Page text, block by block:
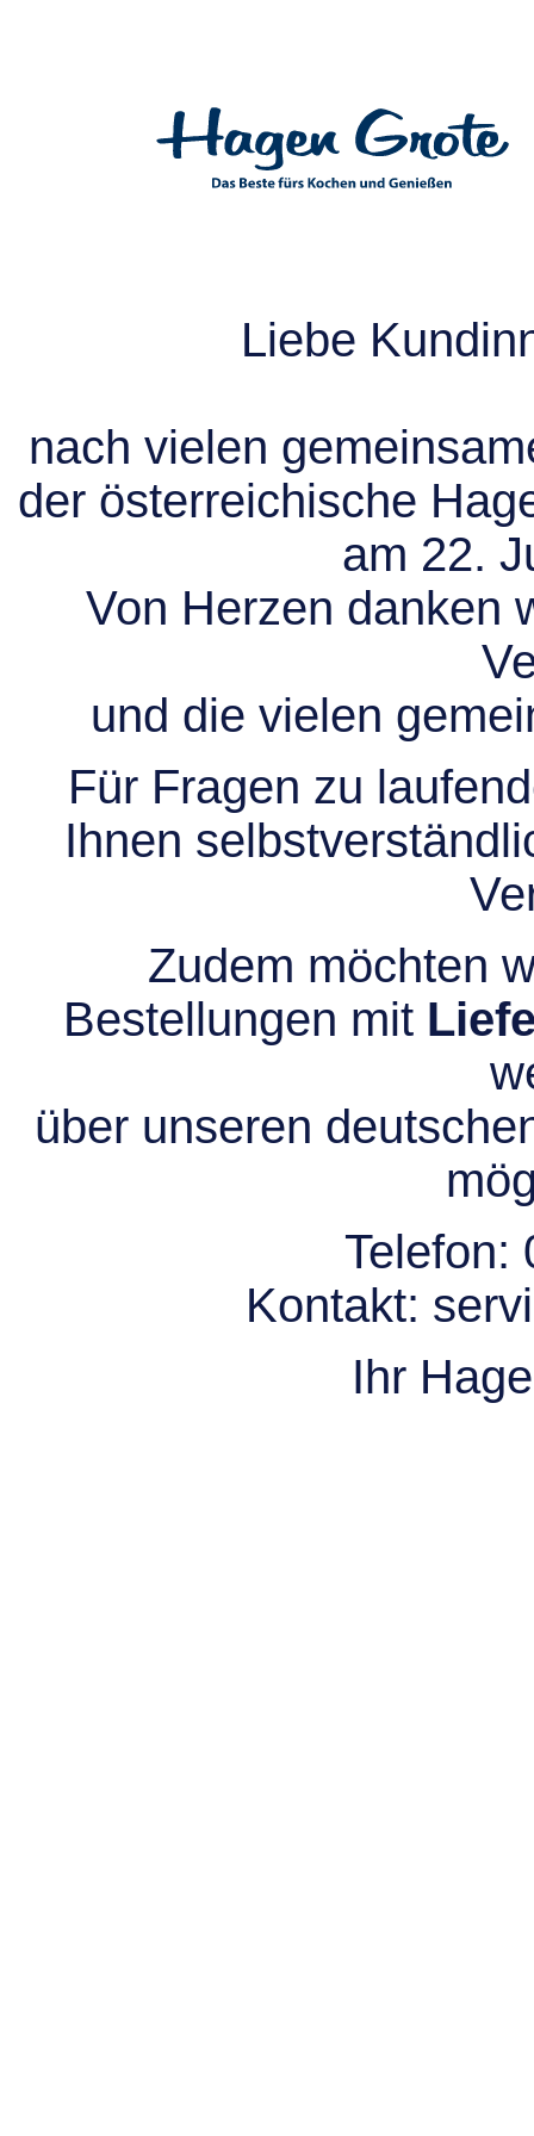
Liebe
nach vielen
der österreichische
am 22.
Von Herzen danken
und die vielen
Für Fragen zu
Ihnen
Zudem möchten
Bestellungen mit
über unseren
Telefon:
Kontakt:
Ihr